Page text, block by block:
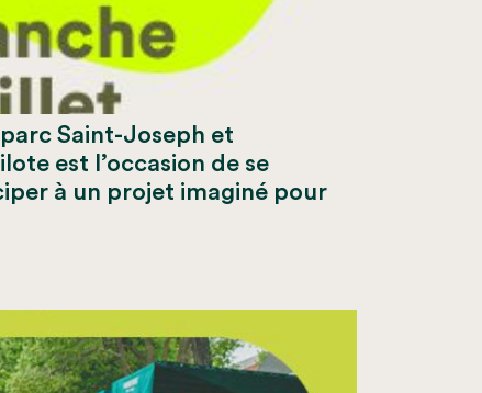
Saint-Joseph et
est l’occasion de se
à un projet imaginé pour